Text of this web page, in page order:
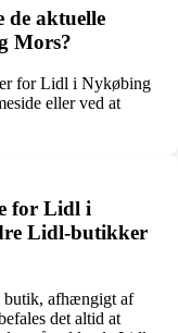
de aktuelle
Mors?
for Lidl i Nykøbing
eller ved at
for Lidl i
Lidl-butikker
butik, afhængigt af
det altid at